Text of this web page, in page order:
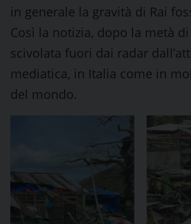
in generale la gravità di Rai
Così la notizia, dopo la metà
scivolata fuori dai radar
mediatica, in Italia come in
del mondo.